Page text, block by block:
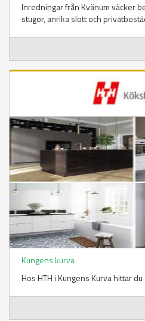
Inredningar från Kvänum väcker
stugor, anrika slott och
Kungens kurva
Hos HTH i Kungens Kurva hittar